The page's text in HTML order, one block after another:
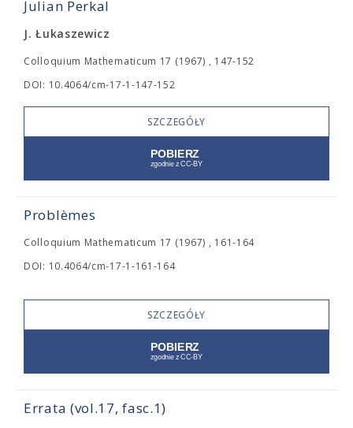
Julian Perkal
J. Łukaszewicz
Colloquium Mathematicum 17 (1967) , 147-152
DOI: 10.4064/cm-17-1-147-152
SZCZEGÓŁY
Problèmes
Colloquium Mathematicum 17 (1967) , 161-164
DOI: 10.4064/cm-17-1-161-164
SZCZEGÓŁY
Errata (vol.17, fasc.1)